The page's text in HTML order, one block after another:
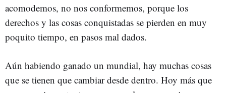
acomodemos, no nos conformemos, porque los
derechos y las cosas conquistadas se pierden en muy
poquito tiempo, en pasos mal dados.
Aún habiendo ganado un mundial, hay muchas cosas
que se tienen que cambiar desde dentro. Hoy más que